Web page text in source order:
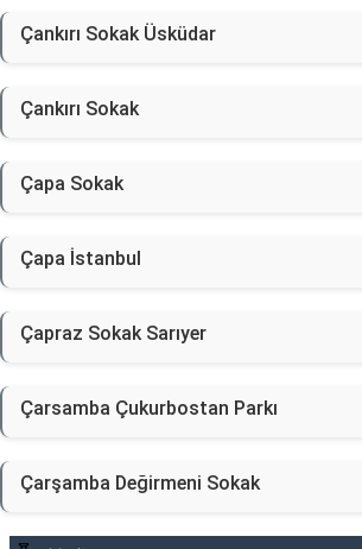
Çankırı Sokak Üsküdar
Çankırı Sokak
Çapa Sokak
Çapa İstanbul
Çapraz Sokak Sarıyer
Çarsamba Çukurbostan Parkı
Çarşamba Değirmeni Sokak